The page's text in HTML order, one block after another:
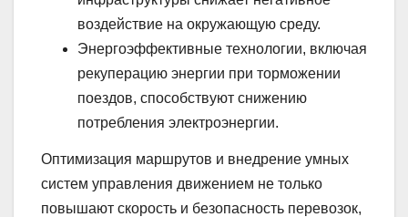
воздействие на окружающую среду.
Энергоэффективные технологии, включая
рекуперацию энергии при торможении
поездов, способствуют снижению
потребления электроэнергии.
Оптимизация маршрутов и внедрение умных
систем управления движением не только
повышают скорость и безопасность перевозок,